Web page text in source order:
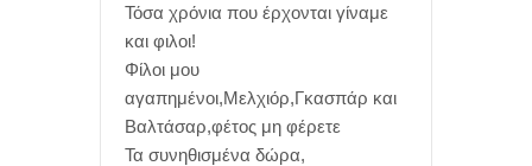
Τόσα χρόνια που έρχονται γίναμε
και φιλοι!
Φίλοι μου
αγαπημένοι,Μελχιόρ,Γκασπάρ και
Βαλτάσαρ,φέτος μη φέρετε
Τα συνηθισμένα δώρα,